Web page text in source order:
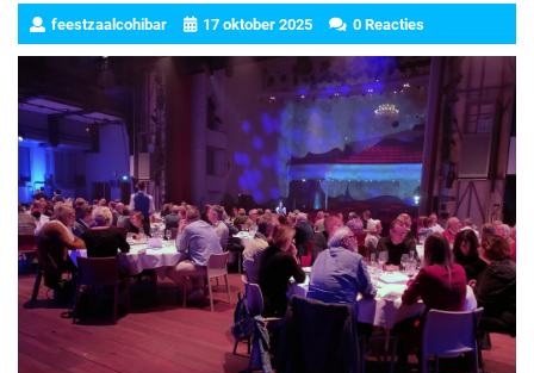
feestzaalcohibar 17 oktober 2025 0 Reacties